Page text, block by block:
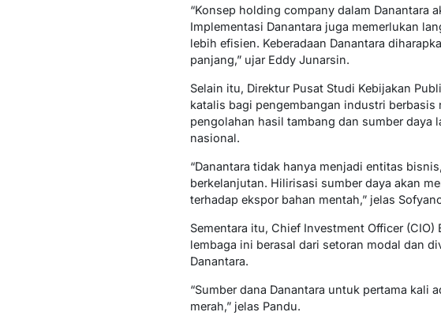
“Konsep holding company dalam Danantara
Implementasi Danantara juga memerlukan
lebih efisien. Keberadaan Danantara
panjang,” ujar Eddy Junarsin.
Selain itu, Direktur Pusat Studi Kebijakan
katalis bagi pengembangan industri
pengolahan hasil tambang dan sumber daya
nasional.
“Danantara tidak hanya menjadi entitas
berkelanjutan. Hilirisasi sumber daya akan
terhadap ekspor bahan mentah,” jelas
Sementara itu, Chief Investment Officer
lembaga ini berasal dari setoran modal dan
Danantara.
“Sumber dana Danantara untuk pertama kali
merah,” jelas Pandu.